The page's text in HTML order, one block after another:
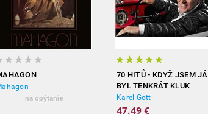
na opýtanie
70 HITŮ - KDYŽ JSEM JÁ
BYL TENKRÁT KLUK
(3CD)
Karel Gott
47.49 €